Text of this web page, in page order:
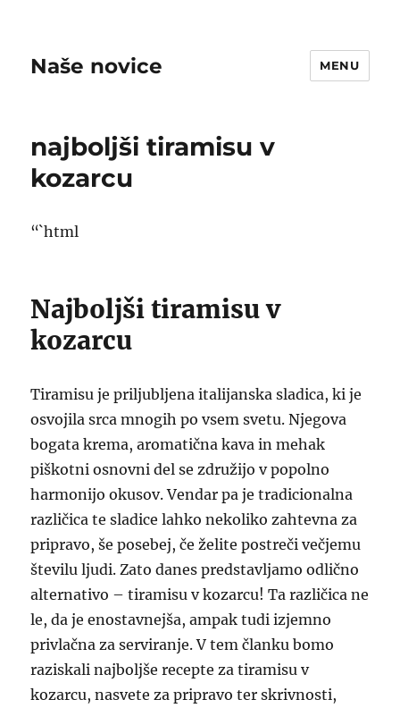
Naše novice MENU
najboljši tiramisu v
kozarcu
“`html
Najboljši tiramisu v
kozarcu
Tiramisu je priljubljena italijanska sladica, ki je
osvojila srca mnogih po vsem svetu. Njegova
bogata krema, aromatična kava in mehak
piškotni osnovni del se združijo v popolno
harmonijo okusov. Vendar pa je tradicionalna
različica te sladice lahko nekoliko zahtevna za
pripravo, še posebej, če želite postreči večjemu
številu ljudi. Zato danes predstavljamo odlično
alternativo – tiramisu v kozarcu! Ta različica ne
le, da je enostavnejša, ampak tudi izjemno
privlačna za serviranje. V tem članku bomo
raziskali najboljše recepte za tiramisu v
kozarcu, nasvete za pripravo ter skrivnosti,